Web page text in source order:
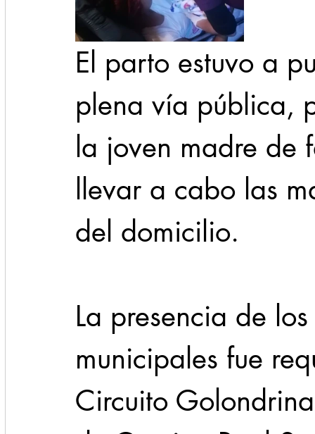
El parto estuvo a
plena vía pública,
la joven madre
llevar a cabo las
del domicilio.
La presencia de
municipales fue
Circuito